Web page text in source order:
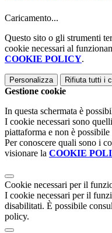
Caricamento...
Questo sito o gli strumenti
cookie necessari al
COOKIE POLICY.
Personalizza Rifiuta tutti i
Gestione cookie
In questa schermata è
I cookie necessari sono
piattaforma e non è
Per conoscere quali sono i
visionare la COOKIE
Cookie necessari per il
I cookie necessari per il
disabilitati. È possibile
policy.